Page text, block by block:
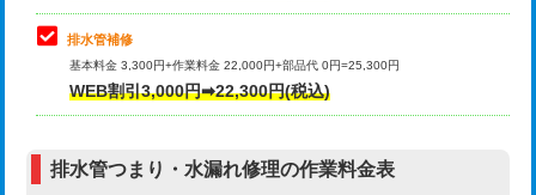
モルタル補修（厚さ10㎝まで）
モルタル補修（厚さ10㎝超え）
追加人工 16,500円
交換・取付(混合水栓（壁付・デッキ
式・ワンホール）)
16,500円+材料費
交換・取付(排水栓・排水トラップ
交換・取付（その他部品） 11,000円+材料費
排水管補修
基本料金 3,300円+作業料金 22,000円+部品代 0円=25,300円
WEB割引3,000円➡22,300円(税込)
排水管つまり・水漏れ修理の作業料金表